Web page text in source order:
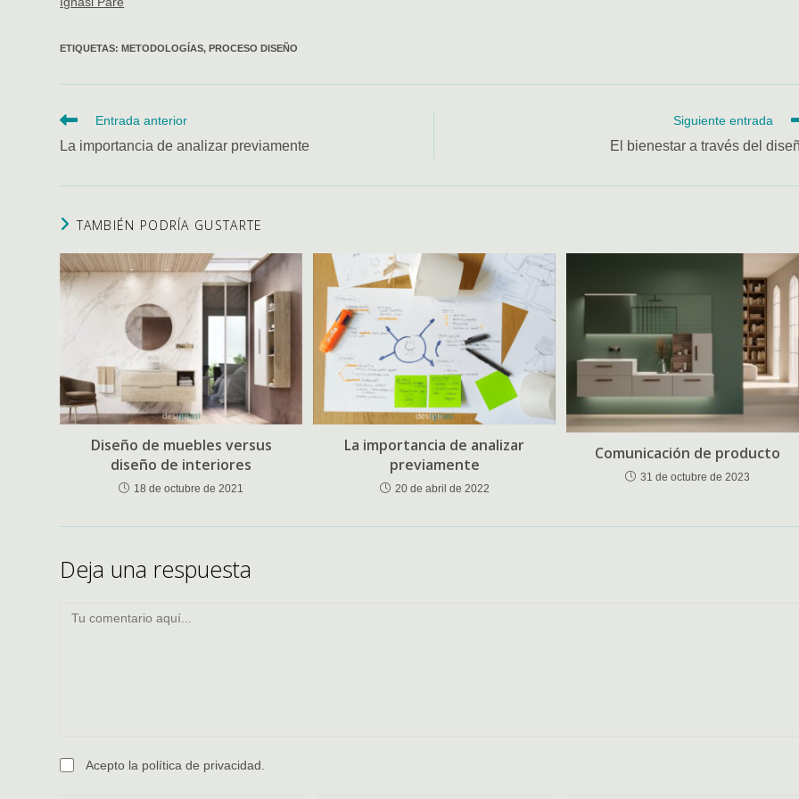
ETIQUETAS:METODOLOGÍAS, PROCESO DISEÑO
Leer
más
artículos
Entrada anterior
La importancia de analizar previamente
Siguiente entrada
El bienestar a través del
TAMBIÉN PODRÍA GUSTARTE
Diseño de muebles versus
diseño de interiores
18 de octubre de 2021
La importancia de analizar
previamente
20 de abril de 2022
Comunicación de producto
31 de octubre de 2023
Deja una respuesta
Comentario
Acepto la política de privacidad